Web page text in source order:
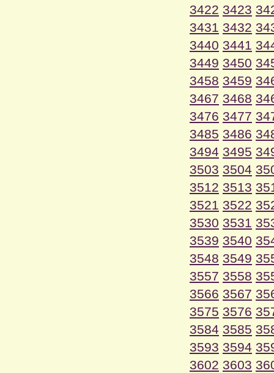
3422 3423
3431 3432
3440 3441
3449 3450
3458 3459
3467 3468
3476 3477
3485 3486
3494 3495
3503 3504
3512 3513
3521 3522
3530 3531
3539 3540
3548 3549
3557 3558
3566 3567
3575 3576
3584 3585
3593 3594
3602 3603